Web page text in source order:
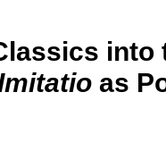
into
as